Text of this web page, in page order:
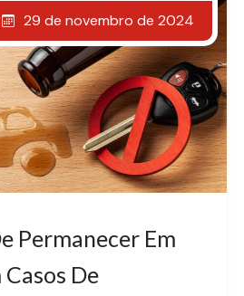
Permanecer Em
De
29 de novembro de 2024